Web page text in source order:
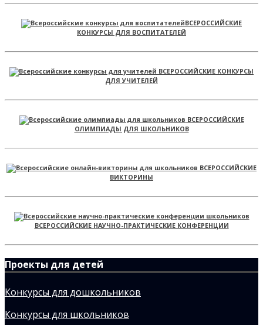
ВСЕРОССИЙСКИЕ
КОНКУРСЫ ДЛЯ ВОСПИТАТЕЛЕЙ
ВСЕРОССИЙСКИЕ КОНКУРСЫ
ДЛЯ УЧИТЕЛЕЙ
ВСЕРОССИЙСКИЕ
ОЛИМПИАДЫ ДЛЯ ШКОЛЬНИКОВ
ВСЕРОССИЙСКИЕ
ВИКТОРИНЫ
ВСЕРОССИЙСКИЕ НАУЧНО-ПРАКТИЧЕСКИЕ КОНФЕРЕНЦИИ
Проекты для детей
Конкурсы для дошкольников
Конкурсы для школьников